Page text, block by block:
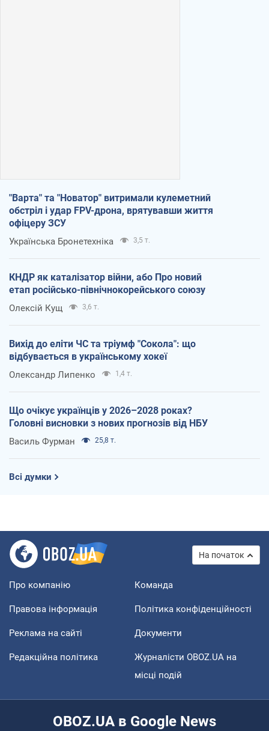
"Варта" та "Новатор" витримали кулеметний
обстріл і удар FPV-дрона, врятувавши життя
офіцеру ЗСУ
Українська Бронетехніка 3,5 т.
КНДР як каталізатор війни, або Про новий
етап російсько-північнокорейського союзу
Олексій Кущ 3,6 т.
Вихід до еліти ЧС та тріумф "Сокола": що
відбувається в українському хокеї
Олександр Липенко 1,4 т.
Що очікує українців у 2026–2028 роках?
Головні висновки з нових прогнозів від НБУ
Василь Фурман 25,8 т.
Всі думки
На початок
Про компанію Команда
Правова інформація Політика конфіденційності
Реклама на сайті Документи
Редакційна політика
Журналісти OBOZ.UA на
місці подій
OBOZ.UA в Google News